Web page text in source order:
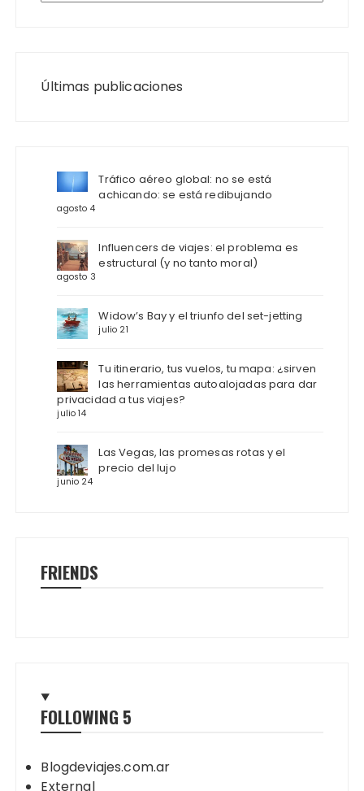
Últimas publicaciones
Tráfico aéreo global: no se está
achicando: se está redibujando
agosto 4
Influencers de viajes: el problema es
estructural (y no tanto moral)
agosto 3
Widow’s Bay y el triunfo del set-jetting
julio 21
Tu itinerario, tus vuelos, tu mapa: ¿sirven
las herramientas autoalojadas para dar
privacidad a tus viajes?
julio 14
Las Vegas, las promesas rotas y el
precio del lujo
junio 24
FRIENDS
FOLLOWING 5
Blogdeviajes.com.ar
External